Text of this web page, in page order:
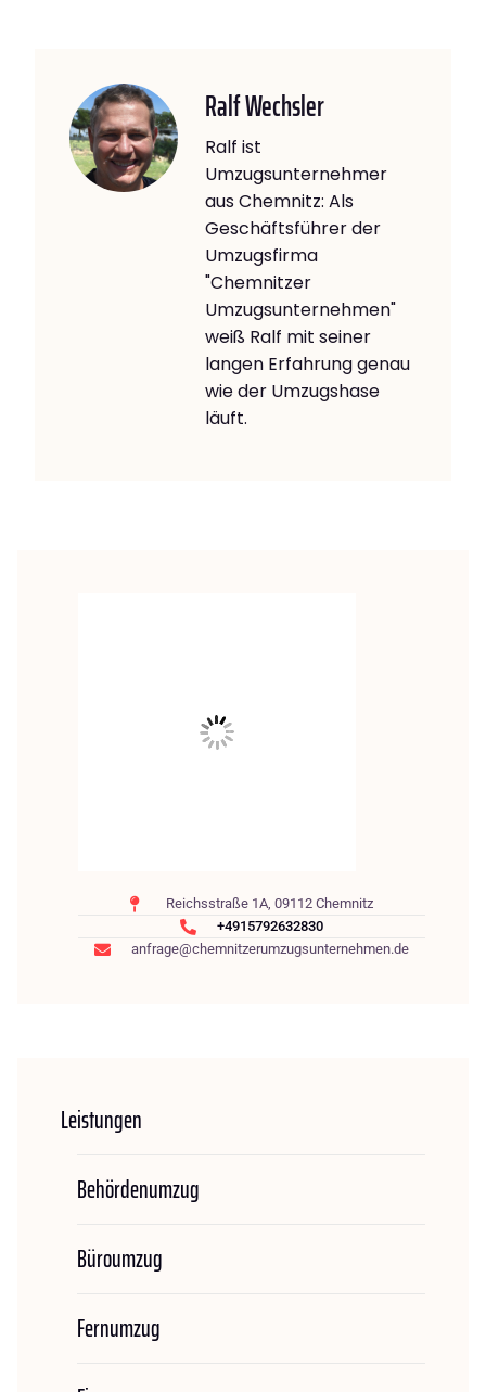
Ralf Wechsler
Ralf ist
Umzugsunternehmer
aus Chemnitz: Als
Geschäftsführer der
Umzugsfirma
"Chemnitzer
Umzugsunternehmen"
weiß Ralf mit seiner
langen Erfahrung genau
wie der Umzugshase
läuft.
Reichsstraße 1A, 09112 Chemnitz
+4915792632830
anfrage@chemnitzerumzugsunternehmen.de
Leistungen
Behördenumzug
Büroumzug
Fernumzug